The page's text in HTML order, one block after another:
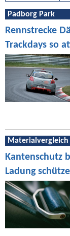
Padborg Park
Rennstrecke
Trackdays so
Kantenschutz
Ladung